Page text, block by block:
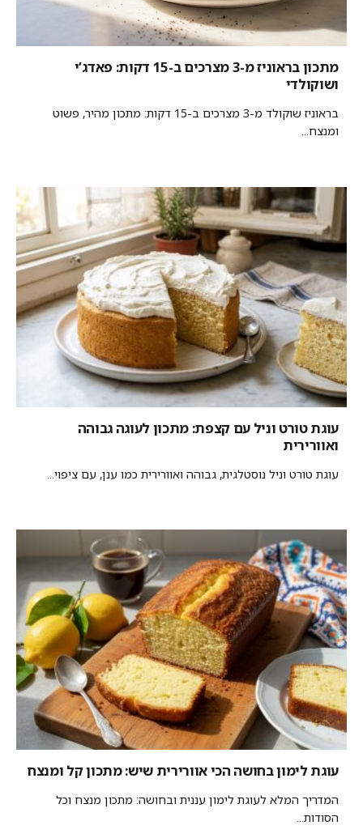
מתכון בראוניז מ-3 מצרכים ב-15 דקות: פאדג’י
ושוקולדי
בראוניז שוקולד מ-3 מצרכים ב-15 דקות: מתכון מהיר, פשוט
ומנצח...
עוגת טורט וניל עם קצפת: מתכון לעוגה גבוהה
ואוורירית
עוגת טורט וניל נוסטלגית, גבוהה ואוורירית כמו ענן, עם ציפוי...
עוגת לימון בחושה הכי אוורירית שיש: מתכון קל ומנצח
המדריך המלא לעוגת לימון עננית ובחושה: מתכון מנצח וכל
הסודות...